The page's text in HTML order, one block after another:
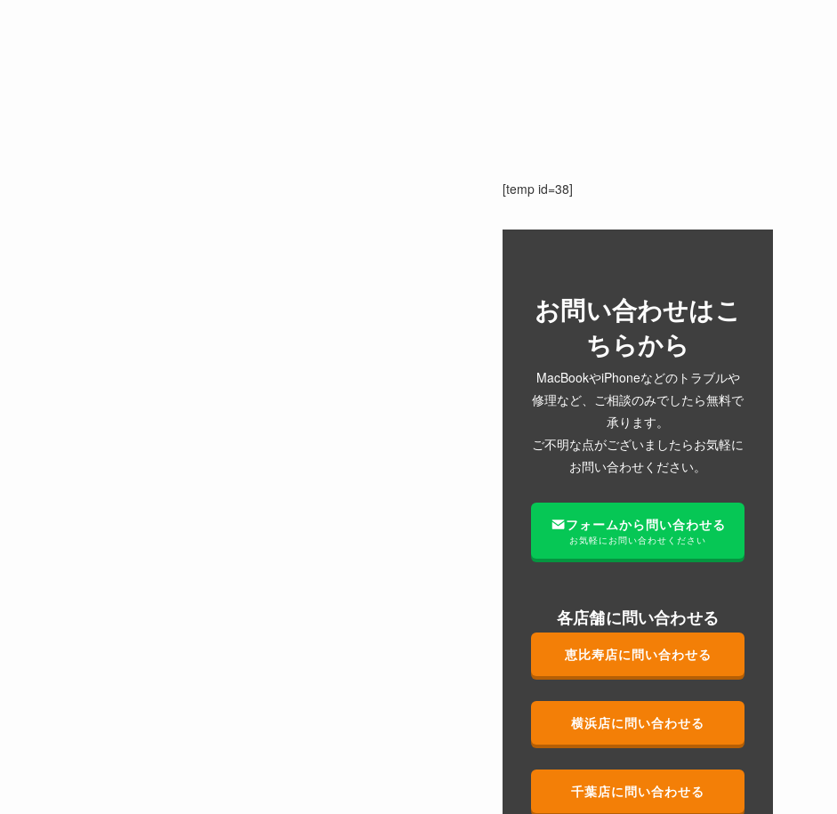
[temp id=38]
お問い合わせはこ
ちらから
MacBookやiPhoneなどのトラブルや
修理など、ご相談のみでしたら無料で
承ります。
ご不明な点がございましたらお気軽に
お問い合わせください。
フォームから問い合わせる
お気軽にお問い合わせください
各店舗に問い合わせる
恵比寿店に問い合わせる
横浜店に問い合わせる
千葉店に問い合わせる